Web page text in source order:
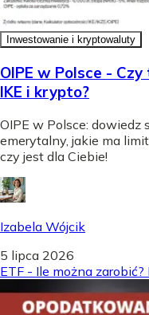
Inwestowanie i kryptowaluty
OIPE w Polsce -
IKE i krypto?
OIPE w Polsce: dowiedz
emerytalny, jakie ma
czy jest dla Ciebie!
Izabela Wójcik
5 lipca 2026
ETF - Ile można